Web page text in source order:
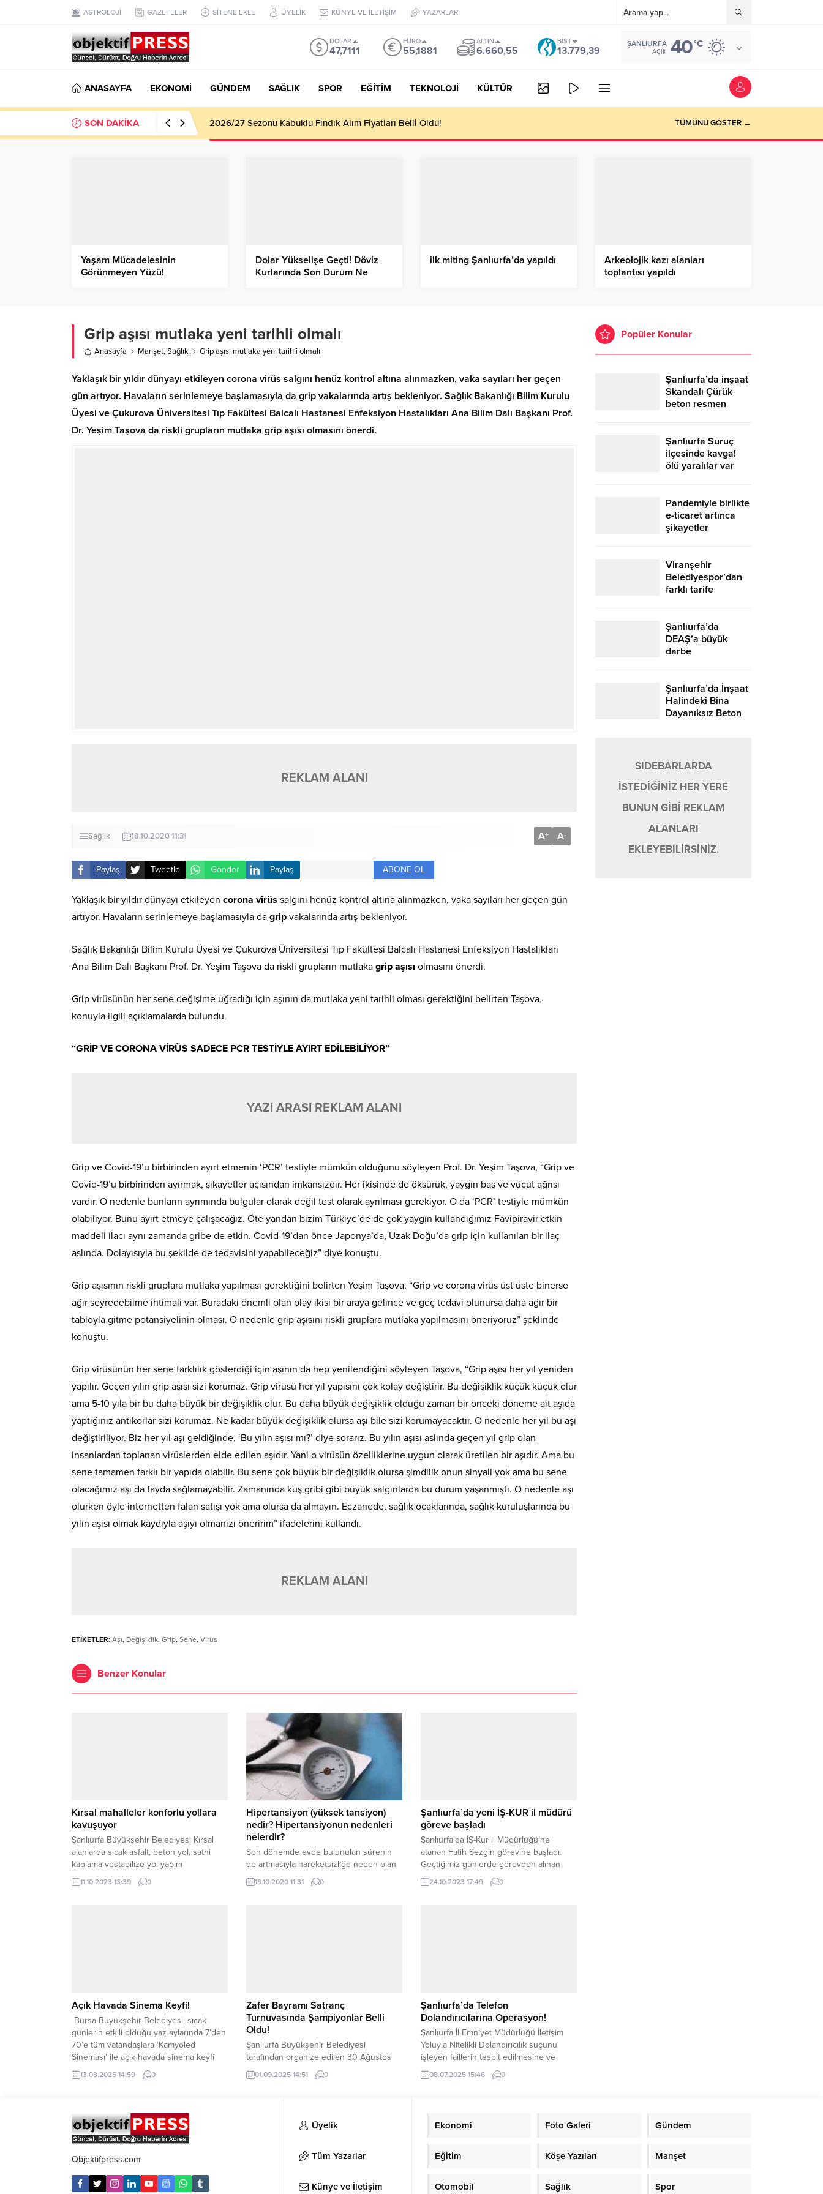
ASTROLOJİ GAZETELER SİTENE EKLE ÜYELİK KÜNYE VE İLETİŞİM YAZARLAR
DOLAR
47,7111
EURO
55,1881
ALTIN
6.660,55
BIST
13.779,39
ŞANLIURFA
AÇIK 40°C
ANASAYFA EKONOMİ GÜNDEM SAĞLIK SPOR EĞİTİM TEKNOLOJİ KÜLTÜR
SON DAKİKA Haliliye Belediyesi Her Gün 4 Bin 898 Kişiye Sıcak Yemek Ulaştırıyor! TÜMÜNÜ GÖSTER →
Yaşam Mücadelesinin
Görünmeyen Yüzü!
Dolar Yükselişe Geçti! Döviz
Kurlarında Son Durum Ne
ilk miting Şanlıurfa’da yapıldı
Arkeolojik kazı alanları
toplantısı yapıldı
Grip aşısı mutlaka yeni tarihli olmalı
Anasayfa Manşet,Sağlık Grip aşısı mutlaka yeni tarihli olmalı
Yaklaşık bir yıldır dünyayı etkileyen corona virüs salgını henüz kontrol altına alınmazken, vaka sayıları her geçen
gün artıyor. Havaların serinlemeye başlamasıyla da grip vakalarında artış bekleniyor. Sağlık Bakanlığı Bilim Kurulu
Üyesi ve Çukurova Üniversitesi Tıp Fakültesi Balcalı Hastanesi Enfeksiyon Hastalıkları Ana Bilim Dalı Başkanı Prof.
Dr. Yeşim Taşova da riskli grupların mutlaka grip aşısı olmasını önerdi.
REKLAM ALANI
Sağlık 18.10.2020 11:31 A+ A-
Paylaş Tweetle Gönder Paylaş ABONE OL
Yaklaşık bir yıldır dünyayı etkileyen corona virüs salgını henüz kontrol altına alınmazken, vaka sayıları her geçen gün
artıyor. Havaların serinlemeye başlamasıyla da grip vakalarında artış bekleniyor.
Sağlık Bakanlığı Bilim Kurulu Üyesi ve Çukurova Üniversitesi Tıp Fakültesi Balcalı Hastanesi Enfeksiyon Hastalıkları
Ana Bilim Dalı Başkanı Prof. Dr. Yeşim Taşova da riskli grupların mutlaka grip aşısı olmasını önerdi.
Grip virüsünün her sene değişime uğradığı için aşının da mutlaka yeni tarihli olması gerektiğini belirten Taşova,
konuyla ilgili açıklamalarda bulundu.
“GRİP VE CORONA VİRÜS SADECE PCR TESTİYLE AYIRT EDİLEBİLİYOR”
YAZI ARASI REKLAM ALANI
Grip ve Covid-19’u birbirinden ayırt etmenin ‘PCR’ testiyle mümkün olduğunu söyleyen Prof. Dr. Yeşim Taşova, “Grip ve
Covid-19’u birbirinden ayırmak, şikayetler açısından imkansızdır. Her ikisinde de öksürük, yaygın baş ve vücut ağrısı
vardır. O nedenle bunların ayrımında bulgular olarak değil test olarak ayrılması gerekiyor. O da ‘PCR’ testiyle mümkün
olabiliyor. Bunu ayırt etmeye çalışacağız. Öte yandan bizim Türkiye’de de çok yaygın kullandığımız Favipiravir etkin
maddeli ilacı aynı zamanda gribe de etkin. Covid-19’dan önce Japonya’da, Uzak Doğu’da grip için kullanılan bir ilaç
aslında. Dolayısıyla bu şekilde de tedavisini yapabileceğiz” diye konuştu.
Grip aşısının riskli gruplara mutlaka yapılması gerektiğini belirten Yeşim Taşova, “Grip ve corona virüs üst üste binerse
ağır seyredebilme ihtimali var. Buradaki önemli olan olay ikisi bir araya gelince ve geç tedavi olunursa daha ağır bir
tabloyla gitme potansiyelinin olması. O nedenle grip aşısını riskli gruplara mutlaka yapılmasını öneriyoruz” şeklinde
konuştu.
Grip virüsünün her sene farklılık gösterdiği için aşının da hep yenilendiğini söyleyen Taşova, “Grip aşısı her yıl yeniden
yapılır. Geçen yılın grip aşısı sizi korumaz. Grip virüsü her yıl yapısını çok kolay değiştirir. Bu değişiklik küçük küçük olur
ama 5-10 yıla bir bu daha büyük bir değişiklik olur. Bu daha büyük değişiklik olduğu zaman bir önceki döneme ait aşıda
yaptığınız antikorlar sizi korumaz. Ne kadar büyük değişiklik olursa aşı bile sizi korumayacaktır. O nedenle her yıl bu aşı
değiştiriliyor. Biz her yıl aşı geldiğinde, ‘Bu yılın aşısı mı?’ diye sorarız. Bu yılın aşısı aslında geçen yıl grip olan
insanlardan toplanan virüslerden elde edilen aşıdır. Yani o virüsün özelliklerine uygun olarak üretilen bir aşıdır. Ama bu
sene tamamen farklı bir yapıda olabilir. Bu sene çok büyük bir değişiklik olursa şimdilik onun sinyali yok ama bu sene
olacağımız aşı da fayda sağlamayabilir. Zamanında kuş gribi gibi büyük salgınlarda bu durum yaşanmıştı. O nedenle aşı
olurken öyle internetten falan satışı yok ama olursa da almayın. Eczanede, sağlık ocaklarında, sağlık kuruluşlarında bu
yılın aşısı olmak kaydıyla aşıyı olmanızı öneririm” ifadelerini kullandı.
REKLAM ALANI
ETİKETLER: Aşı, Değişiklik, Grip, Sene, Virüs
Benzer Konular
Kırsal mahalleler konforlu yollara
kavuşuyor
Şanlıurfa Büyükşehir Belediyesi Kırsal
alanlarda sıcak asfalt, beton yol, sathi
kaplama vestabilize yol yapım
çalışmalarıyla vatandaşları konforlu ulaşım
ağıyla buluşturuyor. Ekipler,Birecik
11.10.2023 13:39 0
Hipertansiyon (yüksek tansiyon)
nedir? Hipertansiyonun nedenleri
nelerdir?
Son dönemde evde bulunulan sürenin
de artmasıyla hareketsizliğe neden olan
corona virüsün, dolaylı yoldan yüksek
tansiyona neden olabiliyor.
18.10.2020 11:31 0
Şanlıurfa’da yeni İŞ-KUR il müdürü
göreve başladı
Şanlıurfa’da İŞ-Kur il Müdürlüğü’ne
atanan Fatih Sezgin görevine başladı.
Geçtiğimiz günlerde görevden alınan
Şanlıurfa İŞ-KUR il Müdürü İlhan
Çetinkaya’nın yerine yeni atama yapıldı.
24.10.2023 17:49 0
Açık Havada Sinema Keyfi!
Bursa Büyükşehir Belediyesi, sıcak
günlerin etkili olduğu yaz aylarında 7’den
70’e tüm vatandaşlara ‘Kamyoled
Sineması’ ile açık havada sinema keyfi
yaşatıyor. Açık havada sinema
keyfiBursa’nın kültür ve sanat hayatını
Sanatla Yeşeriyor’ etkinlikleri kapsamında
‘Kamyoled Sineması’ projesiyle
çocuklardan yetişkinlere kadar tüm
vatandaşları açık havada...
13.08.2025 14:59 0
Zafer Bayramı Satranç
Turnuvasında Şampiyonlar Belli
Oldu!
Şanlıurfa Büyükşehir Belediyesi
tarafından organize edilen 30 Ağustos
Zafer Bayramı Satranç Turnuvası sona
erdi. İki gün süren ve 150 sporcunun
törenle sahiplerini buldu. Şanlıurfa
Büyükşehir Belediyesi, Gençlik ve Spor İl
Müdürlüğü ile Türkiye Satranç
Federasyonu Şanlıurfa İl Temsilciliği iş
birliğinde düzenlenen 30 Ağustos Zafer
Bayramı Satranç...
01.09.2025 14:51 0
Şanlıurfa’da Telefon
Dolandırıcılarına Operasyon!
Şanlıurfa İl Emniyet Müdürlüğü İletişim
Yoluyla Nitelikli Dolandırıcılık suçunu
işleyen faillerin tespit edilmesine ve
yakalanmasına yönelik yapılan
çalışmalarda; vatandaşları telefonla
Merkezinde şüphelilerin bir adresin atıcı
üzerine düzenlenen operasyonda; 4
08.07.2025 15:46 0
Popüler Konular
Şanlıurfa’da inşaat
Skandalı Çürük
beton resmen
Şanlıurfa Suruç
ilçesinde kavga!
ölü yaralılar var
Pandemiyle birlikte
e-ticaret artınca
şikayetler
Viranşehir
Belediyespor’dan
farklı tarife
Şanlıurfa’da
DEAŞ’a büyük
darbe
Şanlıurfa’da İnşaat
Halindeki Bina
Dayanıksız Beton
SIDEBARLARDA
İSTEDİĞİNİZ HER YERE
BUNUN GİBİ REKLAM
ALANLARI
EKLEYEBİLİRSİNİZ.
Objektifpress.com
Üyelik
Tüm Yazarlar
Künye ve İletişim
Ekonomi Foto Galeri Gündem
Eğitim Köşe Yazıları Manşet
Otomobil Sağlık Spor